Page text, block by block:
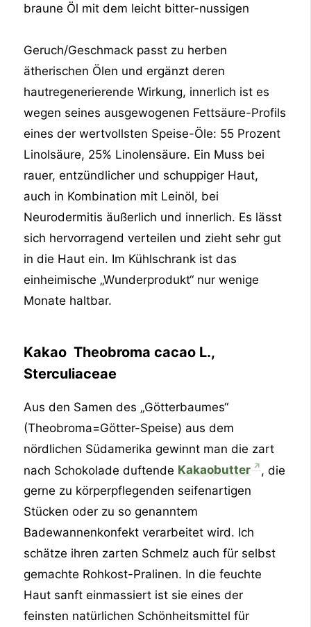
braune Öl mit dem leicht bitter-nussigen
Geruch/Geschmack passt zu herben
ätherischen Ölen und ergänzt deren
hautregenerierende Wirkung, innerlich ist es
wegen seines ausgewogenen Fettsäure-Profils
eines der wertvollsten Speise-Öle: 55 Prozent
Linolsäure, 25% Linolensäure. Ein Muss bei
rauer, entzündlicher und schuppiger Haut,
auch in Kombination mit Leinöl, bei
Neurodermitis äußerlich und innerlich. Es lässt
sich hervorragend verteilen und zieht sehr gut
in die Haut ein. Im Kühlschrank ist das
einheimische „Wunderprodukt“ nur wenige
Monate haltbar.
Kakao Theobroma cacao L.,
Sterculiaceae
Aus den Samen des „Götterbaumes“
(Theobroma=Götter-Speise) aus dem
nördlichen Südamerika gewinnt man die zart
nach Schokolade duftende Kakaobutter
, die
gerne zu körperpflegenden seifenartigen
Stücken oder zu so genanntem
Badewannenkonfekt verarbeitet wird. Ich
schätze ihren zarten Schmelz auch für selbst
gemachte Rohkost-Pralinen. In die feuchte
Haut sanft einmassiert ist sie eines der
feinsten natürlichen Schönheitsmittel für